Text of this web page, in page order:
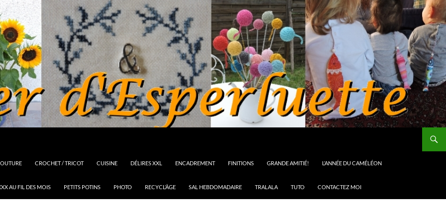
CROCHET / TRICOT CUISINE DÉLIRES XXL ENCADREMENT FINITIONS GRANDE AMITIÉ! L’ANNÉE DU CAMÉLÉON
AU FIL DES MOIS PETITS POTINS PHOTO RECYCL’ÂGE SAL HEBDOMADAIRE TRALALA TUTO CONTACTEZ MOI